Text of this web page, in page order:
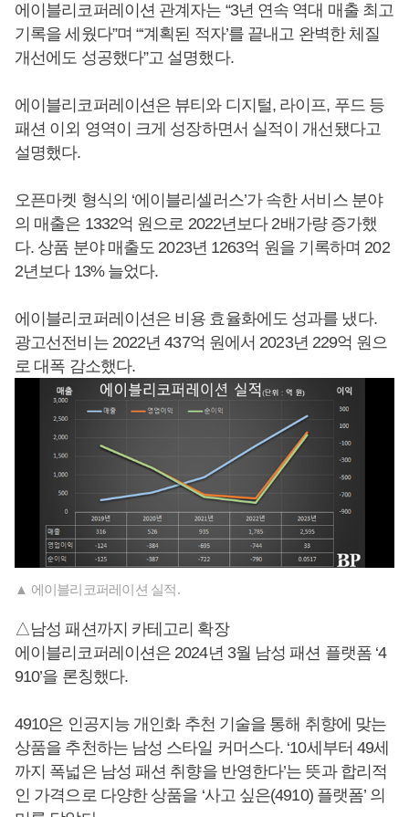
에이블리코퍼레이션 관계자는 “3년 연속 역대 매출 최고
기록을 세웠다”며 “‘계획된 적자’를 끝내고 완벽한 체질
개선에도 성공했다”고 설명했다.
에이블리코퍼레이션은 뷰티와 디지털, 라이프, 푸드 등
패션 이외 영역이 크게 성장하면서 실적이 개선됐다고
설명했다.
오픈마켓 형식의 ‘에이블리셀러스’가 속한 서비스 분야
의 매출은 1332억 원으로 2022년보다 2배가량 증가했
다. 상품 분야 매출도 2023년 1263억 원을 기록하며 202
2년보다 13% 늘었다.
에이블리코퍼레이션은 비용 효율화에도 성과를 냈다.
광고선전비는 2022년 437억 원에서 2023년 229억 원으
로 대폭 감소했다.
▲ 에이블리코퍼레이션 실적.
△남성 패션까지 카테고리 확장
에이블리코퍼레이션은 2024년 3월 남성 패션 플랫폼 ‘4
910’을 론칭했다.
4910은 인공지능 개인화 추천 기술을 통해 취향에 맞는
상품을 추천하는 남성 스타일 커머스다. ‘10세부터 49세
까지 폭넓은 남성 패션 취향을 반영한다’는 뜻과 합리적
인 가격으로 다양한 상품을 ‘사고 싶은(4910) 플랫폼’ 의